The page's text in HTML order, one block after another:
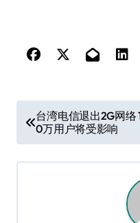
章
导
台湾电信退出2G网络
0万用户将受影响